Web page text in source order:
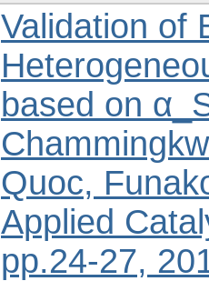
Validation of
based on
Quoc,
Applied
pp.24-27,